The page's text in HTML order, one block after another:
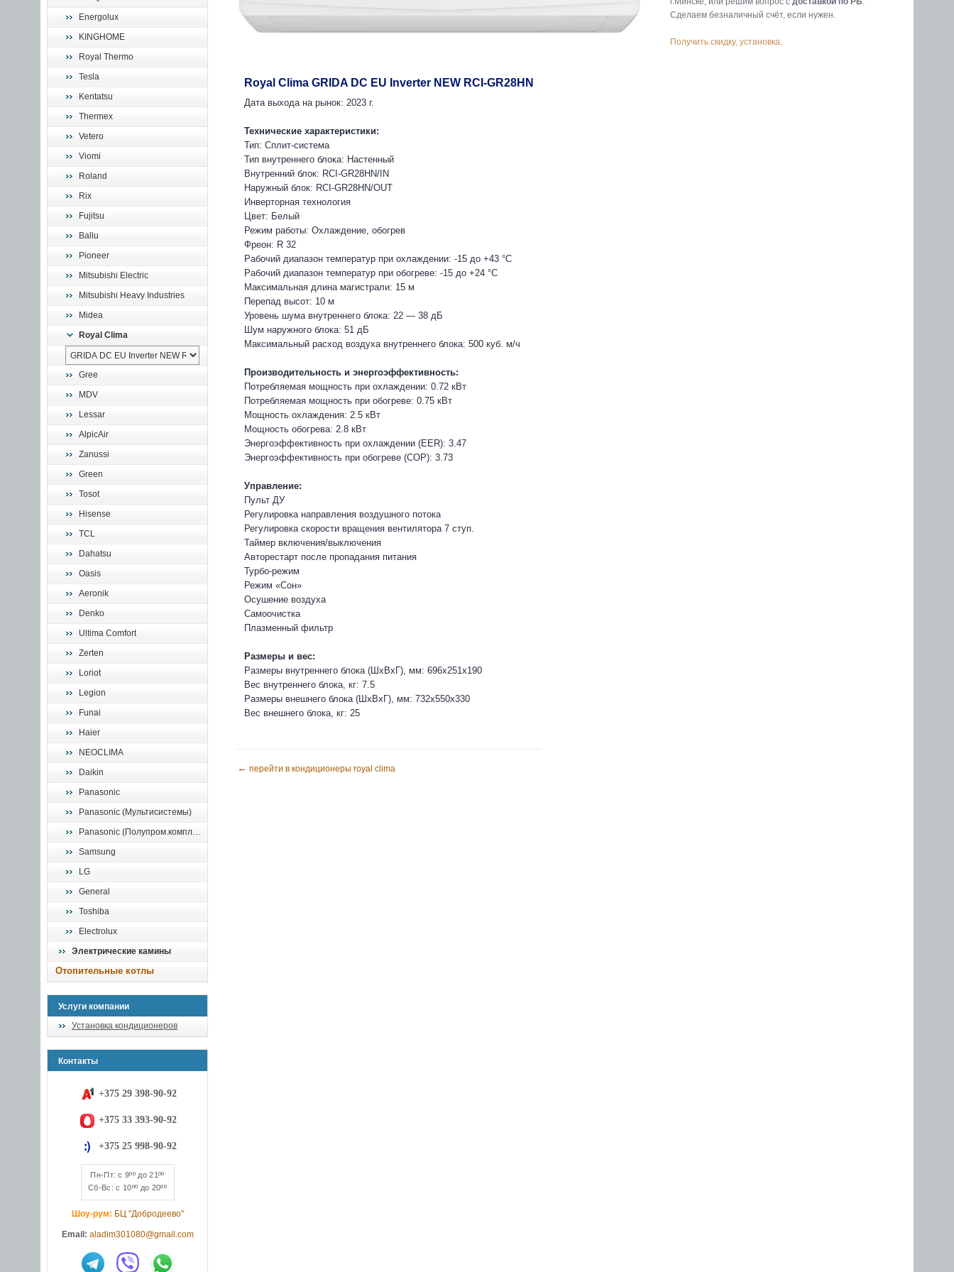
Energolux
KINGHOME
Royal Thermo
Tesla
Kentatsu
Thermex
Vetero
Viomi
Roland
Rix
Fujitsu
Ballu
Pioneer
Mitsubishi Electric
Mitsubishi Heavy Industries
Midea
Royal Clima
Gree
MDV
Lessar
AlpicAir
Zanussi
Green
Tosot
Hisense
TCL
Dahatsu
Oasis
Aeronik
Denko
Ultima Comfort
Zerten
Loriot
Legion
Funai
Haier
NEOCLIMA
Daikin
Panasonic
Panasonic (Мультисистемы)
Panasonic (Полупром.комплекты)
Samsung
LG
General
Toshiba
Electrolux
Электрические камины
Отопительные котлы
Услуги компании
Установка кондиционеров
Контакты
+375 29 398-90-92
+375 33 393-90-92
+375 25 998-90-92
Пн-Пт: с 9ºº до 21ºº
Сб-Вс: с 10ºº до 20ºº
Шоу-рум: БЦ "Добродеево"
Email: aladim301080@gmail.com
Cделаем безналичный счёт, если нужен.
Получить скидку, установка.
Royal Clima GRIDA DC EU Inverter NEW RCI-GR28HN
Дата выхода на рынок: 2023 г.
Технические характеристики:
Тип: Сплит-система
Тип внутреннего блока: Настенный
Внутренний блок: RCI-GR28HN/IN
Наружный блок: RCI-GR28HN/OUT
Инверторная технология
Цвет: Белый
Режим работы: Охлаждение, обогрев
Фреон: R 32
Рабочий диапазон температур при охлаждении: -15 до +43 °C
Рабочий диапазон температур при обогреве: -15 до +24 °C
Максимальная длина магистрали: 15 м
Перепад высот: 10 м
Уровень шума внутреннего блока: 22 — 38 дБ
Шум наружного блока: 51 дБ
Максимальный расход воздуха внутреннего блока: 500 куб. м/ч
Производительность и энергоэффективность:
Потребляемая мощность при охлаждении: 0.72 кВт
Потребляемая мощность при обогреве: 0.75 кВт
Мощность охлаждения: 2.5 кВт
Мощность обогрева: 2.8 кВт
Энергоэффективность при охлаждении (EER): 3.47
Энергоэффективность при обогреве (COP): 3.73
Управление:
Пульт ДУ
Регулировка направления воздушного потока
Регулировка скорости вращения вентилятора 7 ступ.
Таймер включения/выключения
Авторестарт после пропадания питания
Турбо-режим
Режим «Сон»
Осушение воздуха
Самоочистка
Плазменный фильтр
Размеры и вес:
Размеры внутреннего блока (ШхВхГ), мм: 696х251х190
Вес внутреннего блока, кг: 7.5
Размеры внешнего блока (ШхВхГ), мм: 732х550х330
Вес внешнего блока, кг: 25
← перейти в кондиционеры royal clima